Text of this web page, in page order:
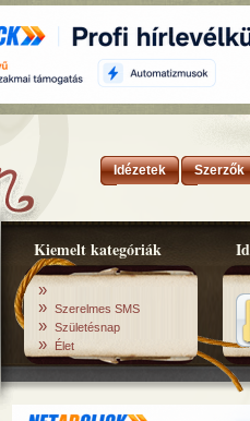
Idézetek Szerzők
Kiemelt kategóriák
»
» Szerelmes SMS
» Születésnap
» Élet